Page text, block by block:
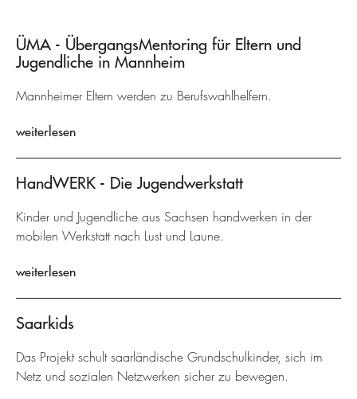
ÜMA - ÜbergangsMentoring für Eltern und
Jugendliche in Mannheim
Mannheimer Eltern werden zu Berufswahlhelfern.
weiterlesen
HandWERK - Die Jugendwerkstatt
Kinder und Jugendliche aus Sachsen handwerken in der
mobilen Werkstatt nach Lust und Laune.
weiterlesen
Saarkids
Das Projekt schult saarländische Grundschulkinder, sich im
Netz und sozialen Netzwerken sicher zu bewegen.